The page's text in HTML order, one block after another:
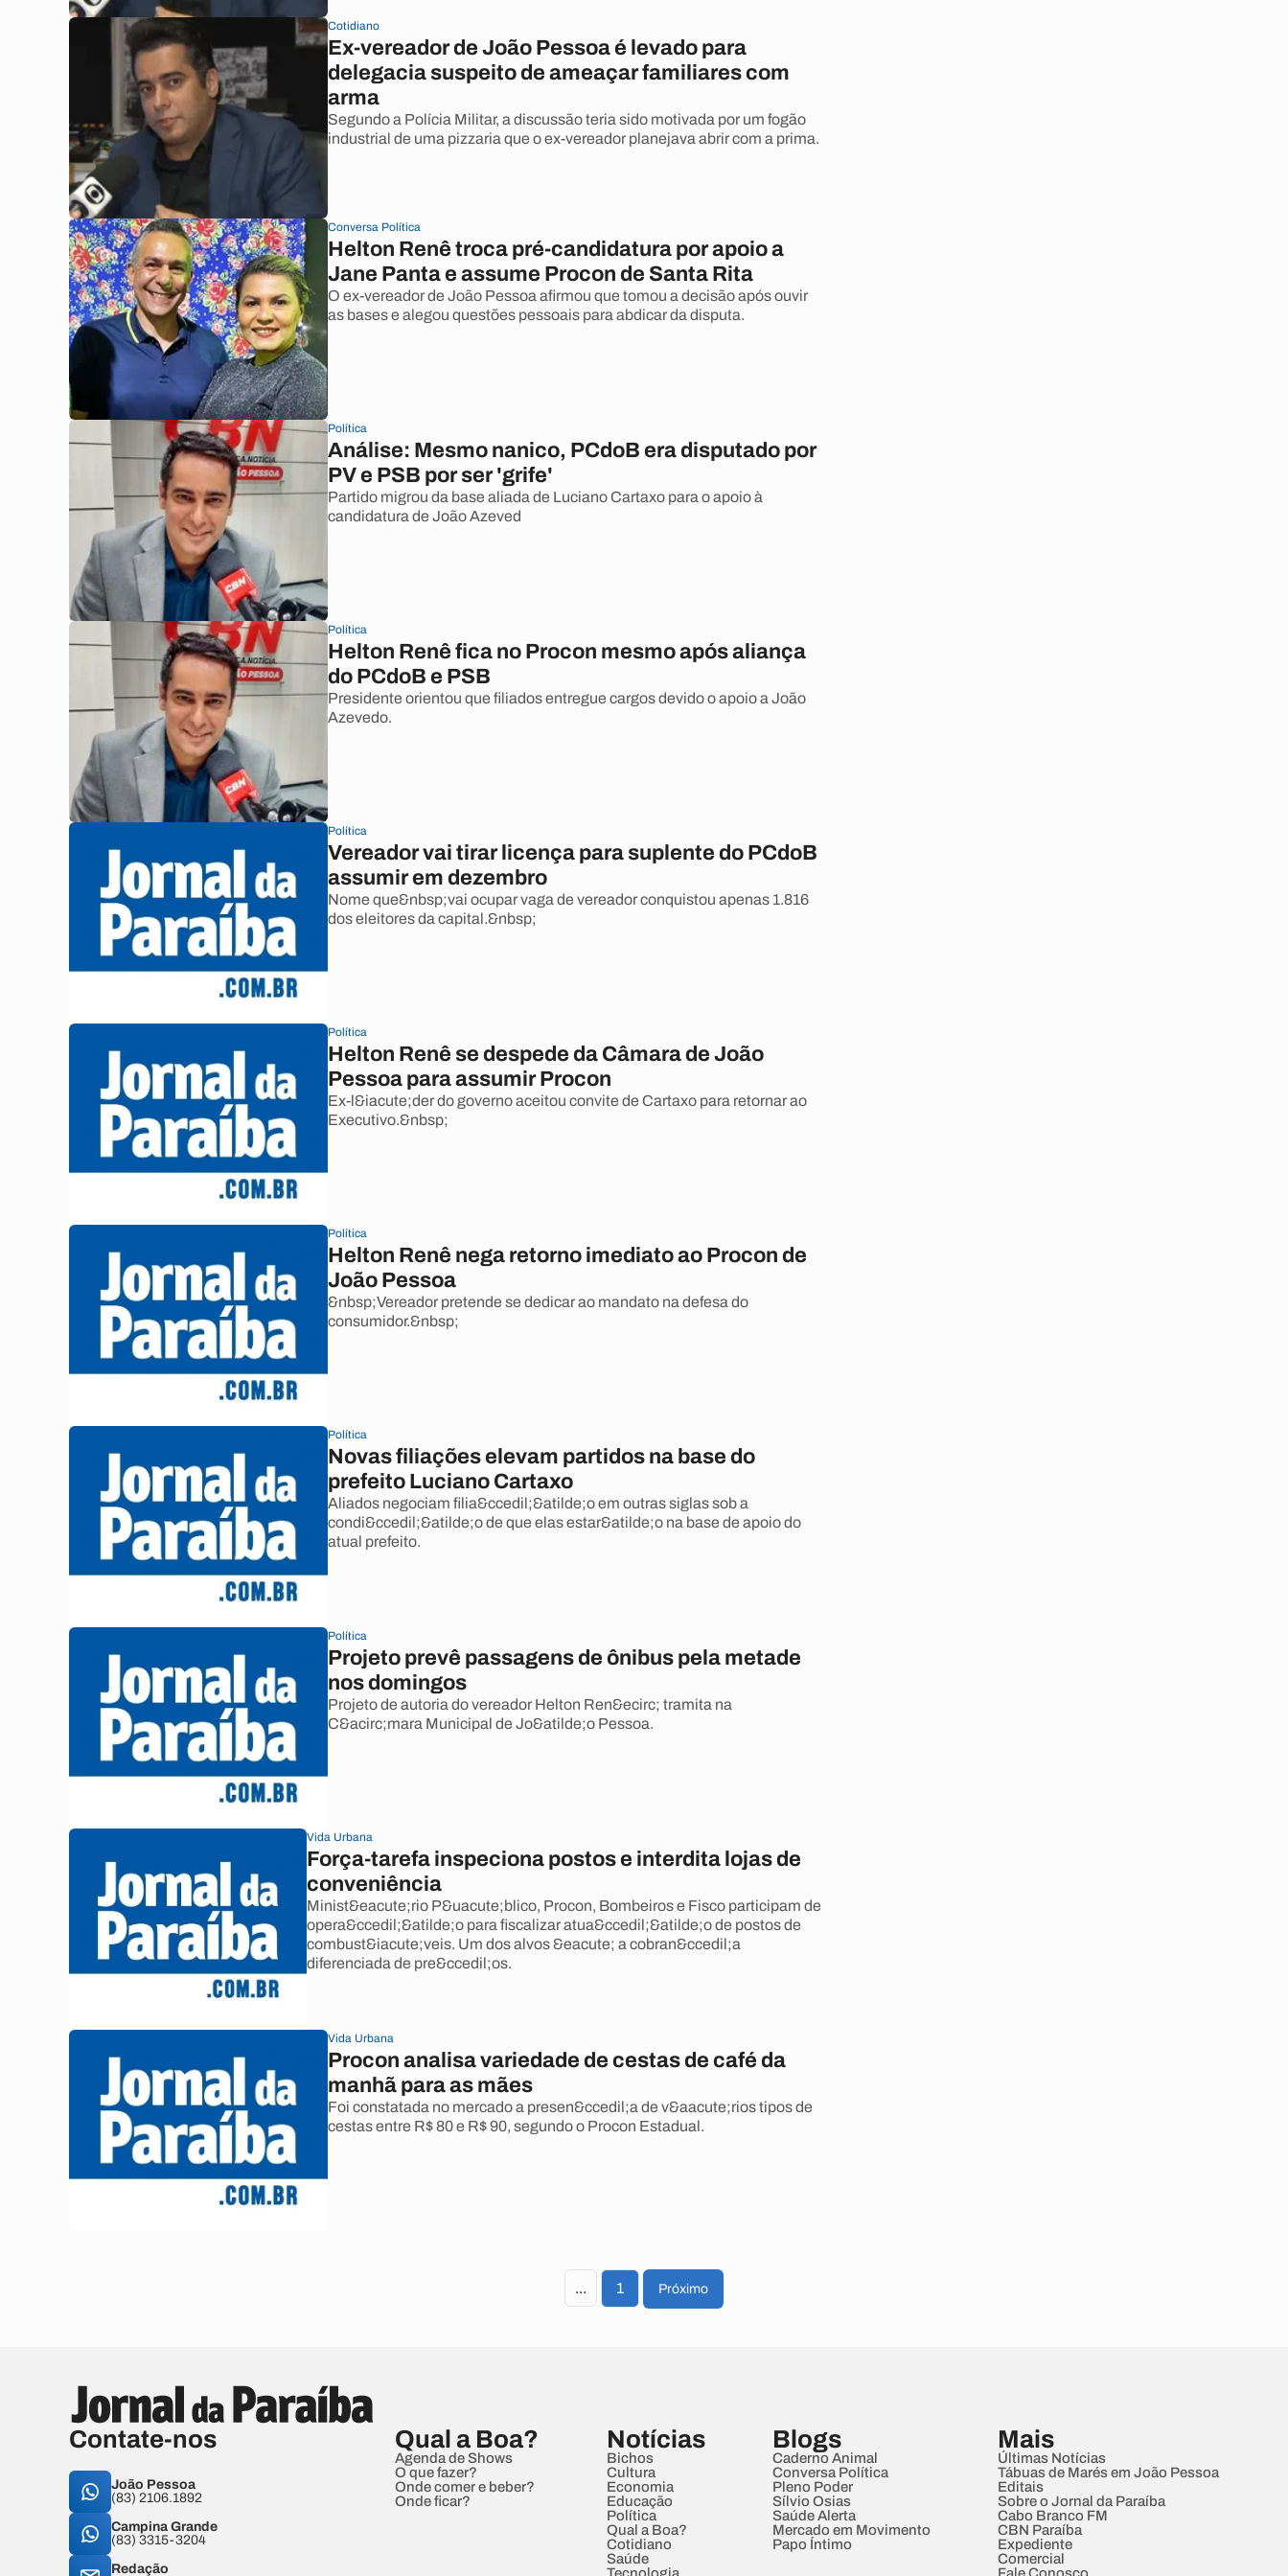
Cotidiano
Ex-vereador de João Pessoa é levado para
delegacia suspeito de ameaçar familiares com
arma
Segundo a Polícia Militar, a discussão teria sido motivada por um fogão
industrial de uma pizzaria que o ex-vereador planejava abrir com a prima.
Conversa Política
Helton Renê troca pré-candidatura por apoio a
Jane Panta e assume Procon de Santa Rita
O ex-vereador de João Pessoa afirmou que tomou a decisão após ouvir
as bases e alegou questões pessoais para abdicar da disputa.
Política
Análise: Mesmo nanico, PCdoB era disputado por
PV e PSB por ser 'grife'
Partido migrou da base aliada de Luciano Cartaxo para o apoio à
candidatura de João Azeved
Política
Helton Renê fica no Procon mesmo após aliança
do PCdoB e PSB
Presidente orientou que filiados entregue cargos devido o apoio a João
Azevedo.
Política
Vereador vai tirar licença para suplente do PCdoB
assumir em dezembro
Nome que&nbsp;vai ocupar vaga de vereador conquistou apenas 1.816
dos eleitores da capital.&nbsp;
Política
Helton Renê se despede da Câmara de João
Pessoa para assumir Procon
Ex-l&iacute;der do governo aceitou convite de Cartaxo para retornar ao
Executivo.&nbsp;
Política
Helton Renê nega retorno imediato ao Procon de
João Pessoa
&nbsp;Vereador pretende se dedicar ao mandato na defesa do
consumidor.&nbsp;
Política
Novas filiações elevam partidos na base do
prefeito Luciano Cartaxo
Aliados negociam filia&ccedil;&atilde;o em outras siglas sob a
condi&ccedil;&atilde;o de que elas estar&atilde;o na base de apoio do
atual prefeito.
Política
Projeto prevê passagens de ônibus pela metade
nos domingos
Projeto de autoria do vereador Helton Ren&ecirc; tramita na
C&acirc;mara Municipal de Jo&atilde;o Pessoa.
Vida Urbana
Força-tarefa inspeciona postos e interdita lojas de
conveniência
Minist&eacute;rio P&uacute;blico, Procon, Bombeiros e Fisco participam de
opera&ccedil;&atilde;o para fiscalizar atua&ccedil;&atilde;o de postos de
combust&iacute;veis. Um dos alvos &eacute; a cobran&ccedil;a
diferenciada de pre&ccedil;os.
Vida Urbana
Procon analisa variedade de cestas de café da
manhã para as mães
Foi constatada no mercado a presen&ccedil;a de v&aacute;rios tipos de
cestas entre R$ 80 e R$ 90, segundo o Procon Estadual.
... 1 Próximo
Contate-nos
João Pessoa
(83) 2106.1892
Campina Grande
(83) 3315-3204
Redação
Qual a Boa?
Agenda de Shows
O que fazer?
Onde comer e beber?
Onde ficar?
Notícias
Bichos
Cultura
Economia
Educação
Política
Qual a Boa?
Cotidiano
Saúde
Blogs
Caderno Animal
Conversa Política
Pleno Poder
Sílvio Osias
Saúde Alerta
Mercado em Movimento
Papo Íntimo
Mais
Últimas Notícias
Tábuas de Marés em João Pessoa
Editais
Sobre o Jornal da Paraíba
Cabo Branco FM
CBN Paraíba
Expediente
Comercial